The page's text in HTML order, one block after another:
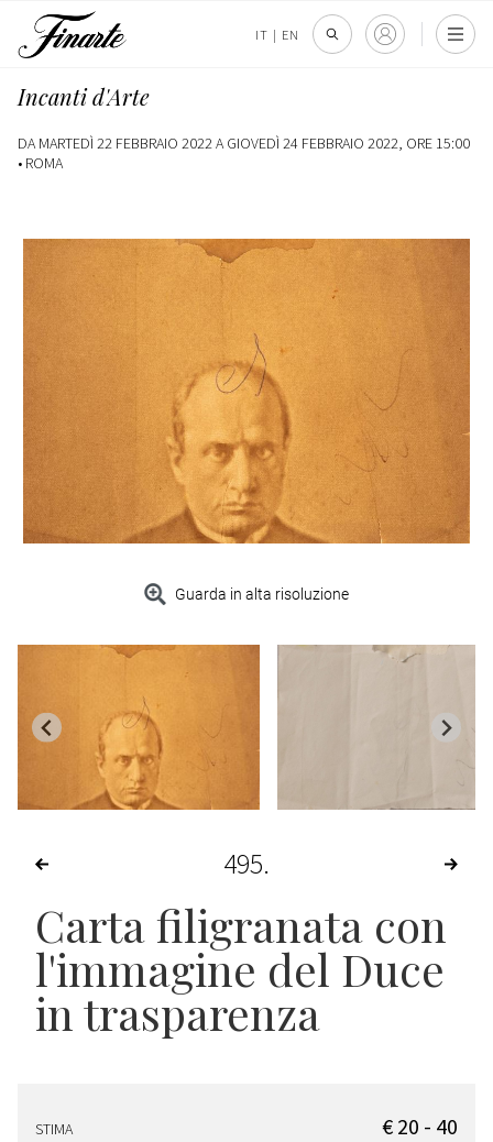
IT | EN
Incanti d'Arte
DA MARTEDÌ 22 FEBBRAIO 2022 A GIOVEDÌ 24 FEBBRAIO 2022, ORE 15:00
• ROMA
Guarda in alta risoluzione
495
Carta filigranata con
l'immagine del Duce
in trasparenza
STIMA € 20 - 40